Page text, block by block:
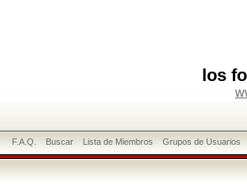
los
F.A.Q. Buscar Lista de Miembros Grupos de Usuarios